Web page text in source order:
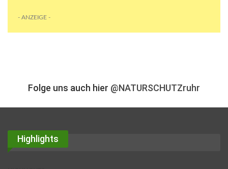
- ANZEIGE -
Folge uns auch hier @NATURSCHUTZruhr
Highlights